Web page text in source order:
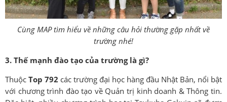
Cùng MAP tìm hiểu về những câu hỏi thường gặp nhất về
trường nhé!
3. Thế mạnh đào tạo của trường là gì?
Thuộc Top 792 các trường đại học hàng đầu Nhật Bản, nổi bật
với chương trình đào tạo về Quản trị kinh doanh & Thông tin.